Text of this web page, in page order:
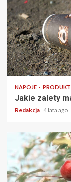
2 min read
NAPOJE
Jakie zalety
Redakcja 4 lata ago